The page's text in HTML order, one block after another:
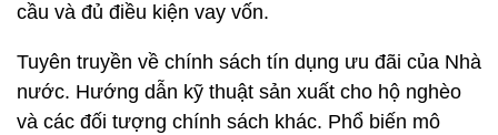
cầu và đủ điều kiện vay vốn.
Tuyên truyền về chính sách tín dụng ưu đãi của Nhà
nước. Hướng dẫn kỹ thuật sản xuất cho hộ nghèo
và các đối tượng chính sách khác. Phổ biến mô